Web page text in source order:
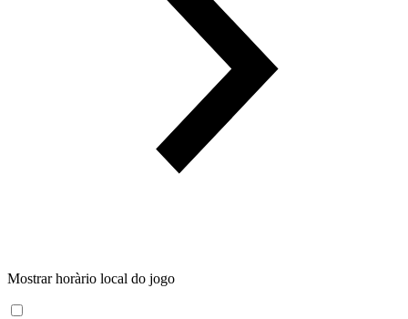
Mostrar horàrio local do jogo